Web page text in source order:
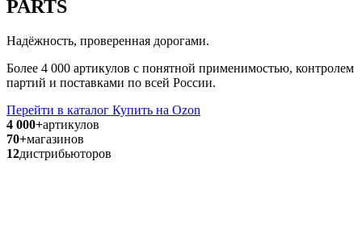
PARTS
Надёжность, проверенная дорогами.
Более 4 000 артикулов с понятной применимостью, контролем
партий и поставками по всей России.
Перейти в каталог Купить на Ozon
4 000+артикулов
70+магазинов
12дистрибьюторов